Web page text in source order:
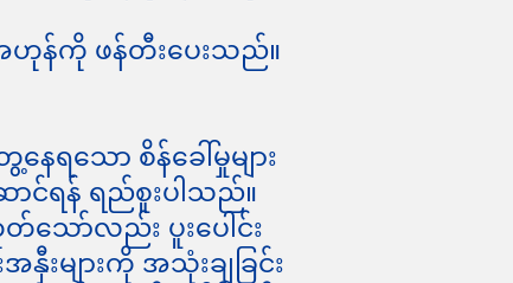
န်ကို ဖန်တီးပေးသည်။
သော စိန်ခေါ်မှုများ
ာင်ရန် ရည်စူးပါသည်။
ာ်လည်း ပူးပေါင်း
းများကို အသုံးချခြင်း